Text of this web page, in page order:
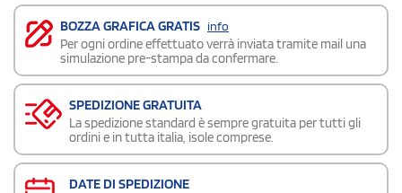
BOZZA GRAFICA GRATIS info
Per ogni ordine effettuato verrà inviata tramite mail una
simulazione pre-stampa da confermare.
SPEDIZIONE GRATUITA
La spedizione standard è sempre gratuita per tutti gli
ordini e in tutta italia, isole comprese.
DATE DI SPEDIZIONE